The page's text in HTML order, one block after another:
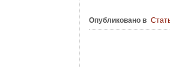
Опубликовано в